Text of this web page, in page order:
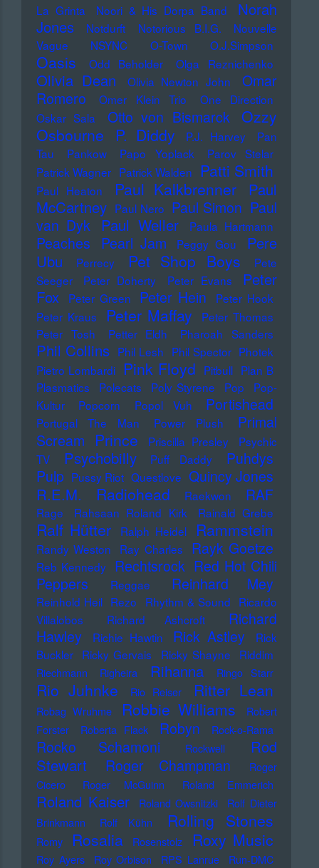
La Grinta
Noori & His Dorpa Band
Norah
Jones
Notdurft Notorious B.I.G.
Nouvelle
Vague
NSYNC O-Town O.J.Simpson
Oasis Odd Beholder Olga Reznichenko
Olivia Dean Olivia Newton John
Omar
Romero
Omer Klein Trio
One Direction
Oskar Sala
Otto von Bismarck Ozzy
Osbourne
P. Diddy P.J. Harvey
Pan
Tau
Pankow Papo Yoplack
Parov Stelar
Patrick Wagner Patrick Walden Patti Smith
Paul Heaton Paul Kalkbrenner
Paul
McCartney Paul Nero Paul Simon Paul
van Dyk Paul Weller Paula Hartmann
Peaches Pearl Jam Peggy Gou
Pere
Ubu
Perrecy Pet Shop Boys
Pete
Seeger
Peter Doherty Peter Evans
Peter
Fox
Peter Green Peter Hein
Peter Hook
Peter Kraus
Peter Maffay
Peter Thomas
Peter Tosh
Petter Eldh Pharoah Sanders
Phil Collins Phil Lesh Phil Spector Photek
Pietro Lombardi
Pink Floyd Pitbull Plan B
Plasmatics
Polecats Poly Styrene Pop
Pop-
Kultur
Popcorn Popol Vuh Portishead
Portugal The Man Power Plush
Primal
Scream
Prince Priscilla Presley
Psychic
TV
Psychobilly Puff Daddy
Puhdys
Pulp Pussy Riot Questlove Quincy Jones
R.E.M. Radiohead Raekwon RAF
Rage Rahsaan Roland Kirk Rainald Grebe
Ralf Hütter Ralph Heidel Rammstein
Randy Weston Ray Charles Rayk Goetze
Reb Kennedy Rechtsrock Red Hot Chili
Peppers
Reggae Reinhard Mey
Reinhold Heil Rezo Rhythm & Sound Ricardo
Villalobos
Richard Ashcroft
Richard
Hawley
Richie Hawtin Rick Astley
Rick
Buckler
Ricky Gervais Ricky Shayne Riddim
Riechmann Righeira Rihanna Ringo Starr
Rio Juhnke Rio Reiser Ritter Lean
Robag Wruhme Robbie Williams
Robert
Forster
Roberta Flack Robyn Rock-o-Rama
Rocko Schamoni Rockwell
Rod
Stewart
Roger Champman
Roger
Cicero
Roger McGuinn Roland Emmerich
Roland Kaiser Roland Owsnitzki
Rolf Dieter
Brinkmann
Rolf Kühn Rolling Stones
Romy Rosalia Rosenstolz Roxy Music
Roy Ayers Roy Orbison RPS Lanrue
Run-DMC